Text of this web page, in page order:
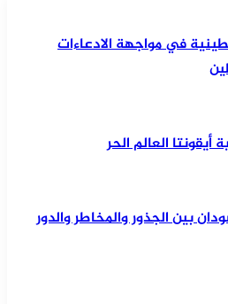
في مواجهة الادعاءات
العالم الحر
بين الجذور والمخاطر والدور